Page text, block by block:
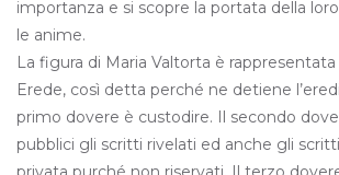
importanza e si scopre la portata della
le anime.
La figura di Maria Valtorta è
Erede, così detta perché ne detiene
primo dovere è custodire. Il secondo
pubblici gli scritti rivelati ed anche gli